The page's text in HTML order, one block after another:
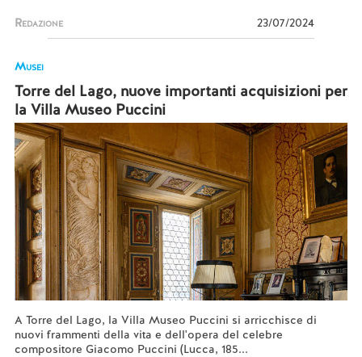
Redazione 23/07/2024
Musei
Torre del Lago, nuove importanti acquisizioni per
la Villa Museo Puccini
A Torre del Lago, la Villa Museo Puccini si arricchisce di
nuovi frammenti della vita e dell'opera del celebre
compositore Giacomo Puccini (Lucca, 185...